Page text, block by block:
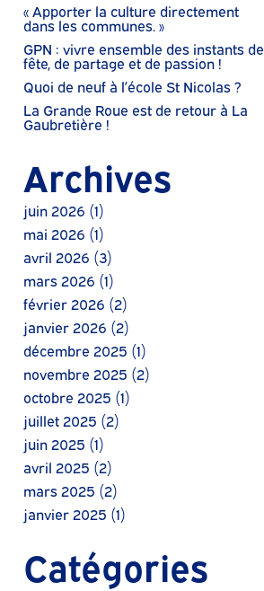
« Apporter la culture directement
dans les communes. »
GPN : vivre ensemble des instants de
fête, de partage et de passion !
Quoi de neuf à l’école St Nicolas ?
La Grande Roue est de retour à La
Gaubretière !
Archives
juin 2026 (1)
mai 2026 (1)
avril 2026 (3)
mars 2026 (1)
février 2026 (2)
janvier 2026 (2)
décembre 2025 (1)
novembre 2025 (2)
octobre 2025 (1)
juillet 2025 (2)
juin 2025 (1)
avril 2025 (2)
mars 2025 (2)
janvier 2025 (1)
Catégories